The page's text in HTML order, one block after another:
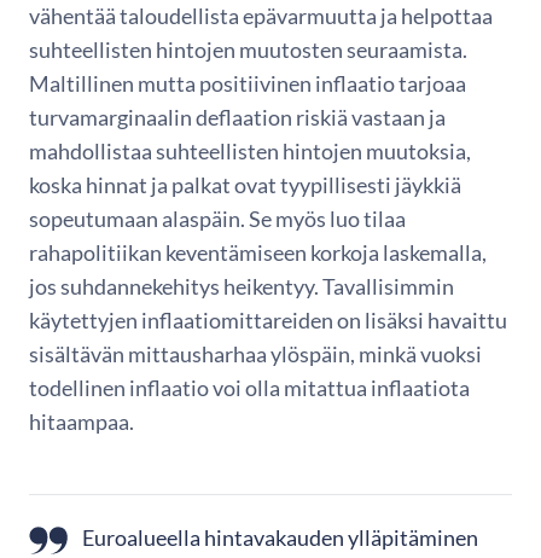
vähentää taloudellista epävarmuutta ja helpottaa
suhteellisten hintojen muutosten seuraamista.
Maltillinen mutta positiivinen inflaatio tarjoaa
turvamarginaalin deflaation riskiä vastaan ja
mahdollistaa suhteellisten hintojen muutoksia,
koska hinnat ja palkat ovat tyypillisesti jäykkiä
sopeutumaan alaspäin. Se myös luo tilaa
rahapolitiikan keventämiseen korkoja laskemalla,
jos suhdannekehitys heikentyy. Tavallisimmin
käytettyjen inflaatiomittareiden on lisäksi havaittu
sisältävän mittausharhaa ylöspäin, minkä vuoksi
todellinen inflaatio voi olla mitattua inflaatiota
hitaampaa.
Euroalueella hintavakauden ylläpitäminen